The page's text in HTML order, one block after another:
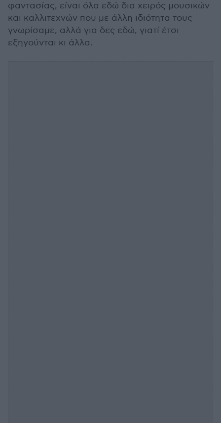
φαντασίας, είναι όλα εδώ δια χειρός μουσικών
και καλλιτεχνών που με άλλη ιδιότητα τους
γνωρίσαμε, αλλά για δες εδώ, γιατί έτσι
εξηγούνται κι άλλα.